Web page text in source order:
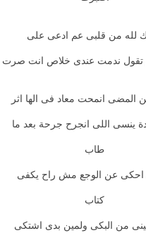
لله من قلبى عم ادعى على
تقول ندمت عندى خلاص انت صرت
المضى انمحت معاد فى الها اثر
ينسى اللى انجرح جرحة بعد ما
طاب
احكى عن الوجع مش راح يكفى
كتاب
من البكى ولمين بدى اشتكى